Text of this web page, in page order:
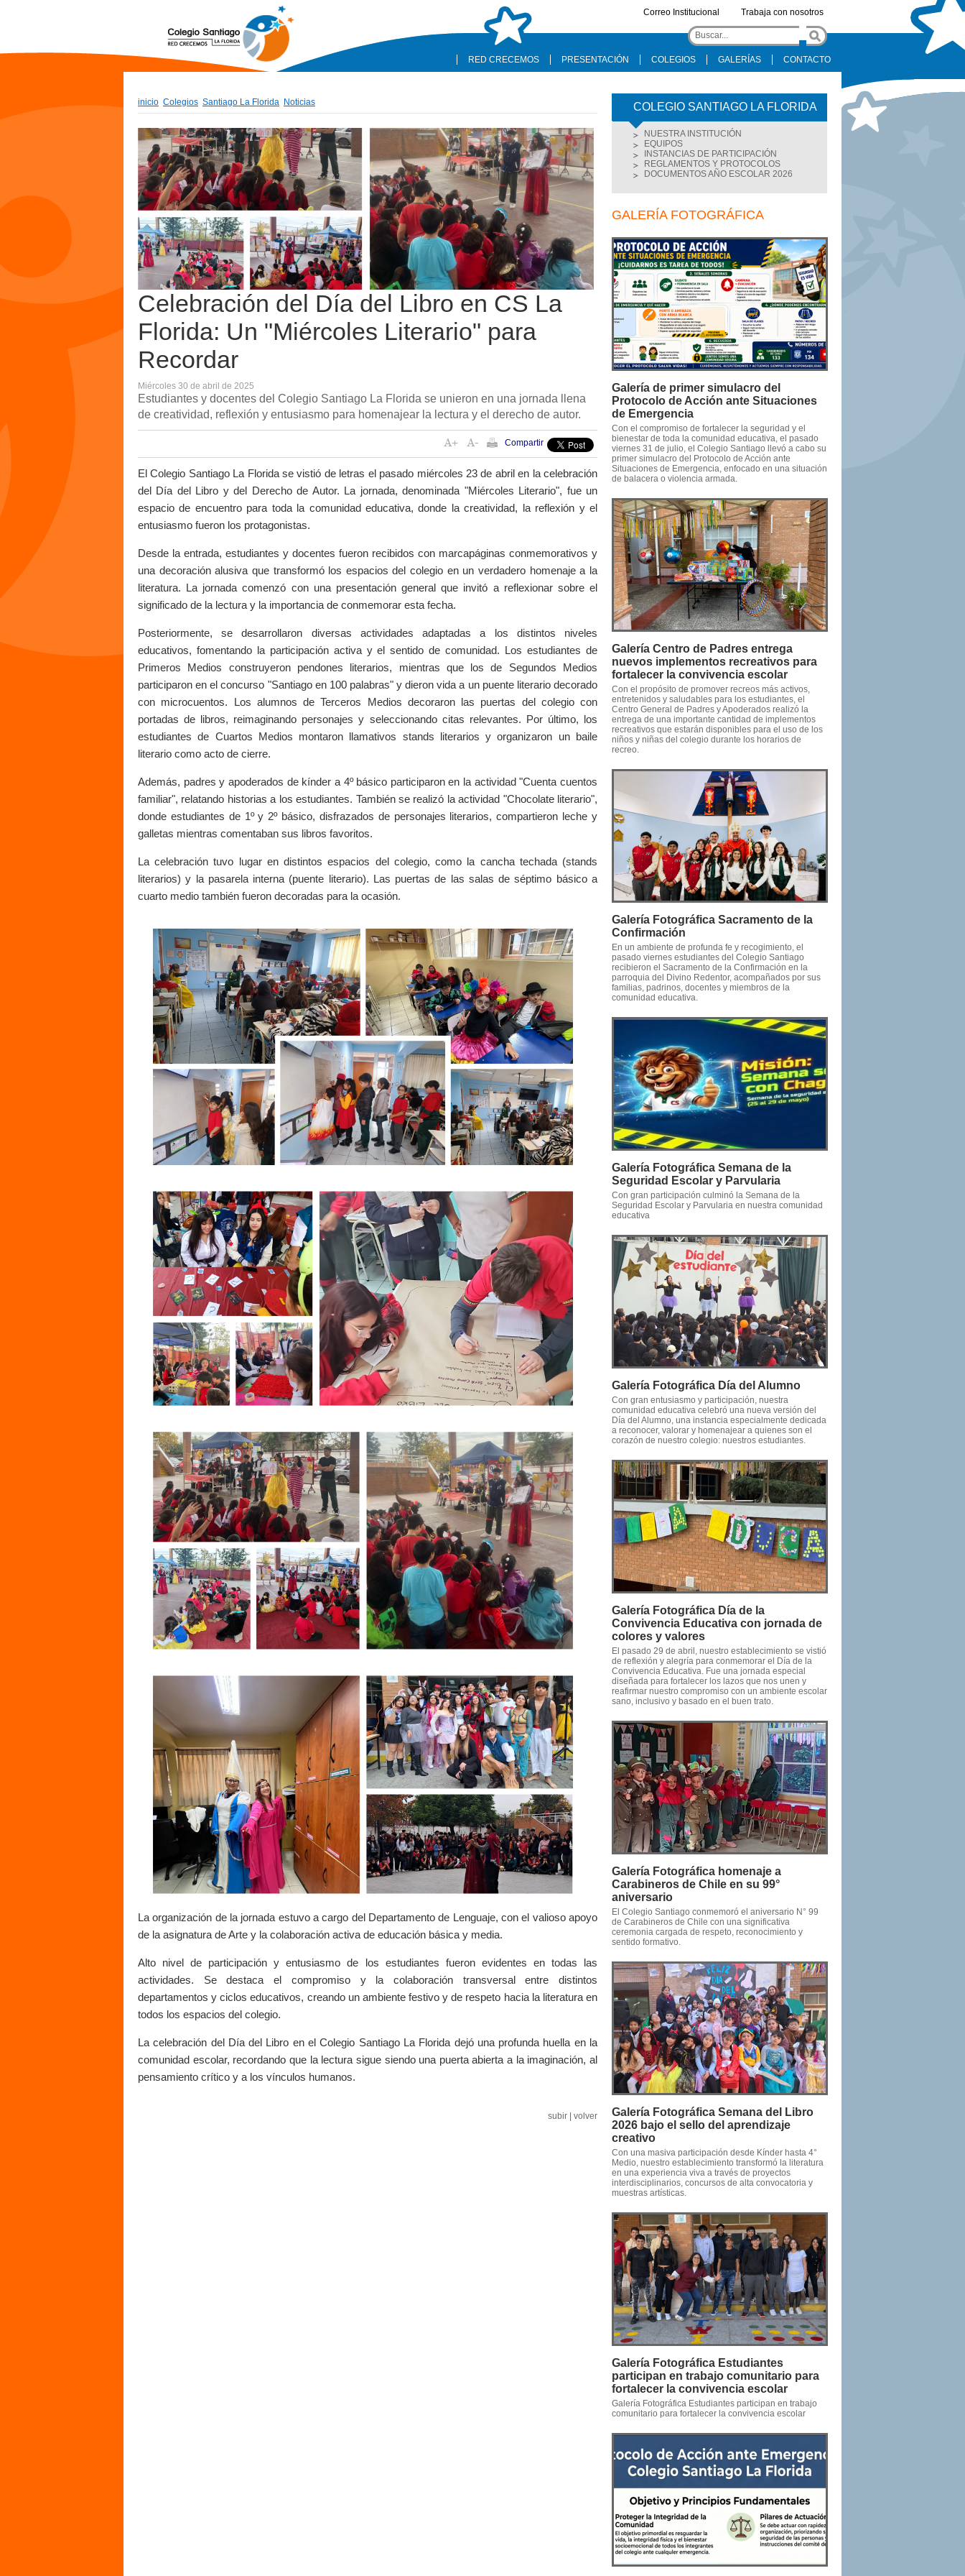
Correo Institucional Trabaja con nosotros
RED CRECEMOS PRESENTACIÓN COLEGIOS GALERÍAS CONTACTO
inicio Colegios Santiago La Florida Noticias
Celebración del Día del Libro en CS La
Florida: Un "Miércoles Literario" para
Recordar
Miércoles 30 de abril de 2025
Estudiantes y docentes del Colegio Santiago La Florida se unieron en una jornada llena
de creatividad, reflexión y entusiasmo para homenajear la lectura y el derecho de autor.
Compartir
El Colegio Santiago La Florida se vistió de letras el pasado miércoles 23 de abril en la celebración
del Día del Libro y del Derecho de Autor. La jornada, denominada "Miércoles Literario", fue un
espacio de encuentro para toda la comunidad educativa, donde la creatividad, la reflexión y el
entusiasmo fueron los protagonistas.
Desde la entrada, estudiantes y docentes fueron recibidos con marcapáginas conmemorativos y
una decoración alusiva que transformó los espacios del colegio en un verdadero homenaje a la
literatura. La jornada comenzó con una presentación general que invitó a reflexionar sobre el
significado de la lectura y la importancia de conmemorar esta fecha.
Posteriormente, se desarrollaron diversas actividades adaptadas a los distintos niveles
educativos, fomentando la participación activa y el sentido de comunidad. Los estudiantes de
Primeros Medios construyeron pendones literarios, mientras que los de Segundos Medios
participaron en el concurso "Santiago en 100 palabras" y dieron vida a un puente literario decorado
con microcuentos. Los alumnos de Terceros Medios decoraron las puertas del colegio con
portadas de libros, reimaginando personajes y seleccionando citas relevantes. Por último, los
estudiantes de Cuartos Medios montaron llamativos stands literarios y organizaron un baile
literario como acto de cierre.
Además, padres y apoderados de kínder a 4º básico participaron en la actividad "Cuenta cuentos
familiar", relatando historias a los estudiantes. También se realizó la actividad "Chocolate literario",
donde estudiantes de 1º y 2º básico, disfrazados de personajes literarios, compartieron leche y
galletas mientras comentaban sus libros favoritos.
La celebración tuvo lugar en distintos espacios del colegio, como la cancha techada (stands
literarios) y la pasarela interna (puente literario). Las puertas de las salas de séptimo básico a
cuarto medio también fueron decoradas para la ocasión.
La organización de la jornada estuvo a cargo del Departamento de Lenguaje, con el valioso apoyo
de la asignatura de Arte y la colaboración activa de educación básica y media.
Alto nivel de participación y entusiasmo de los estudiantes fueron evidentes en todas las
actividades. Se destaca el compromiso y la colaboración transversal entre distintos
departamentos y ciclos educativos, creando un ambiente festivo y de respeto hacia la literatura en
todos los espacios del colegio.
La celebración del Día del Libro en el Colegio Santiago La Florida dejó una profunda huella en la
comunidad escolar, recordando que la lectura sigue siendo una puerta abierta a la imaginación, al
pensamiento crítico y a los vínculos humanos.
subir volver
COLEGIO SANTIAGO LA FLORIDA
NUESTRA INSTITUCIÓN
EQUIPOS
INSTANCIAS DE PARTICIPACIÓN
REGLAMENTOS Y PROTOCOLOS
DOCUMENTOS AÑO ESCOLAR 2026
GALERÍA FOTOGRÁFICA
Galería de primer simulacro del
Protocolo de Acción ante Situaciones
de Emergencia
Con el compromiso de fortalecer la seguridad y el
bienestar de toda la comunidad educativa, el pasado
viernes 31 de julio, el Colegio Santiago llevó a cabo su
primer simulacro del Protocolo de Acción ante
Situaciones de Emergencia, enfocado en una situación
de balacera o violencia armada.
Galería Centro de Padres entrega
nuevos implementos recreativos para
fortalecer la convivencia escolar
Con el propósito de promover recreos más activos,
entretenidos y saludables para los estudiantes, el
Centro General de Padres y Apoderados realizó la
entrega de una importante cantidad de implementos
recreativos que estarán disponibles para el uso de los
niños y niñas del colegio durante los horarios de
recreo.
Galería Fotográfica Sacramento de la
Confirmación
En un ambiente de profunda fe y recogimiento, el
pasado viernes estudiantes del Colegio Santiago
recibieron el Sacramento de la Confirmación en la
parroquia del Divino Redentor, acompañados por sus
familias, padrinos, docentes y miembros de la
comunidad educativa.
Galería Fotográfica Semana de la
Seguridad Escolar y Parvularia
Con gran participación culminó la Semana de la
Seguridad Escolar y Parvularia en nuestra comunidad
educativa
Galería Fotográfica Día del Alumno
Con gran entusiasmo y participación, nuestra
comunidad educativa celebró una nueva versión del
Día del Alumno, una instancia especialmente dedicada
a reconocer, valorar y homenajear a quienes son el
corazón de nuestro colegio: nuestros estudiantes.
Galería Fotográfica Día de la
Convivencia Educativa con jornada de
colores y valores
El pasado 29 de abril, nuestro establecimiento se vistió
de reflexión y alegría para conmemorar el Día de la
Convivencia Educativa. Fue una jornada especial
diseñada para fortalecer los lazos que nos unen y
reafirmar nuestro compromiso con un ambiente escolar
sano, inclusivo y basado en el buen trato.
Galería Fotográfica homenaje a
Carabineros de Chile en su 99°
aniversario
El Colegio Santiago conmemoró el aniversario N° 99
de Carabineros de Chile con una significativa
ceremonia cargada de respeto, reconocimiento y
sentido formativo.
Galería Fotográfica Semana del Libro
2026 bajo el sello del aprendizaje
creativo
Con una masiva participación desde Kínder hasta 4°
Medio, nuestro establecimiento transformó la literatura
en una experiencia viva a través de proyectos
interdisciplinarios, concursos de alta convocatoria y
muestras artísticas.
Galería Fotográfica Estudiantes
participan en trabajo comunitario para
fortalecer la convivencia escolar
Galería Fotográfica Estudiantes participan en trabajo
comunitario para fortalecer la convivencia escolar